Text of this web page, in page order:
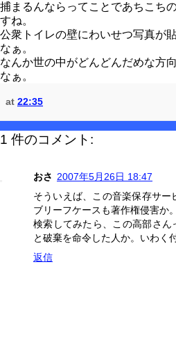
捕まるんならってことであちこち
すね。
公衆トイレの壁にわいせつ写真が
なぁ。
なんか世の中がどんどんだめな方
なぁ。
at 22:35
1 件のコメント:
おさ 2007年5月26日 18:47
そういえば、この音楽保存サー
ブリーフケースも著作権侵害か。
検索してみたら、この高部さ
と破棄を命令した人か。いわく
返信